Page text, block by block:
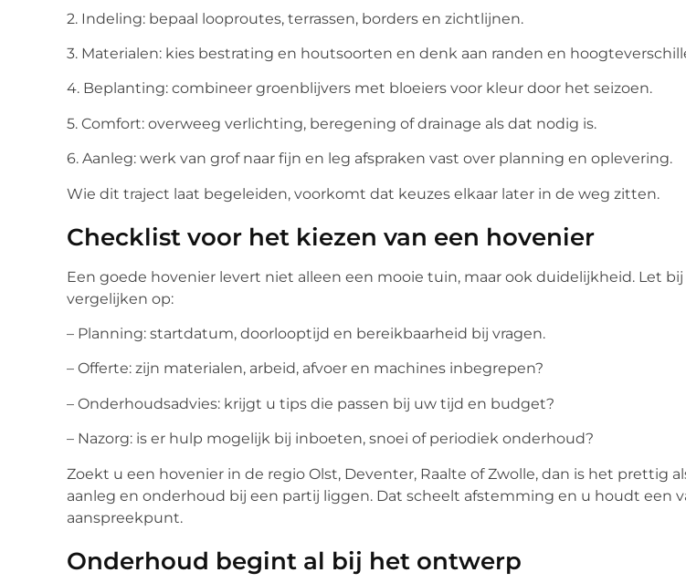
2. Indeling: bepaal looproutes, terrassen, borders en zichtlijnen.
3. Materialen: kies bestrating en houtsoorten en denk aan randen en
4. Beplanting: combineer groenblijvers met bloeiers voor kleur door het seizoen.
5. Comfort: overweeg verlichting, beregening of drainage als dat nodig is.
6. Aanleg: werk van grof naar fijn en leg afspraken vast over planning en oplevering.
Wie dit traject laat begeleiden, voorkomt dat keuzes elkaar later in de weg zitten.
Checklist voor het kiezen van een hovenier
Een goede hovenier levert niet alleen een mooie tuin, maar ook duidelijkheid. Let
vergelijken op:
– Planning: startdatum, doorlooptijd en bereikbaarheid bij vragen.
– Offerte: zijn materialen, arbeid, afvoer en machines inbegrepen?
– Onderhoudsadvies: krijgt u tips die passen bij uw tijd en budget?
– Nazorg: is er hulp mogelijk bij inboeten, snoei of periodiek onderhoud?
Zoekt u een hovenier in de regio Olst, Deventer, Raalte of Zwolle, dan is het prettig
aanleg en onderhoud bij een partij liggen. Dat scheelt afstemming en u houdt een
aanspreekpunt.
Onderhoud begint al bij het ontwerp